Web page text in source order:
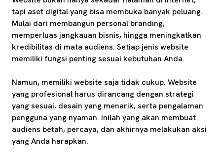
tapi aset digital yang bisa membuka banyak peluang.
Mulai dari membangun personal branding,
memperluas jangkauan bisnis, hingga meningkatkan
kredibilitas di mata audiens. Setiap jenis website
memiliki fungsi penting sesuai kebutuhan Anda.
Namun, memiliki website saja tidak cukup. Website
yang profesional harus dirancang dengan strategi
yang sesuai, desain yang menarik, serta pengalaman
pengguna yang nyaman. Inilah yang akan membuat
audiens betah, percaya, dan akhirnya melakukan aksi
yang Anda harapkan.